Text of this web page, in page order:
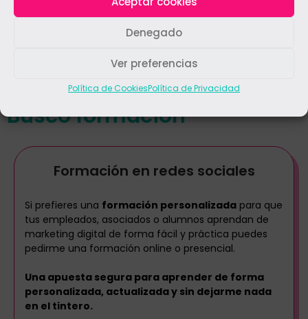
Denegado
Ver preferencias
Política de CookiesPolítica de Privacidad
Busco formación
Formación en redes sociales
Si prefieres una formación personalizada para que
tus empleados, asociados o alumnos aprendan de
marketing digital de forma fácil y práctica puedes
pedirme una formación online o presencial.
Una apuesta segura para aprender de forma
personalizada, actualizada y sin dejarme nada
en el tintero.